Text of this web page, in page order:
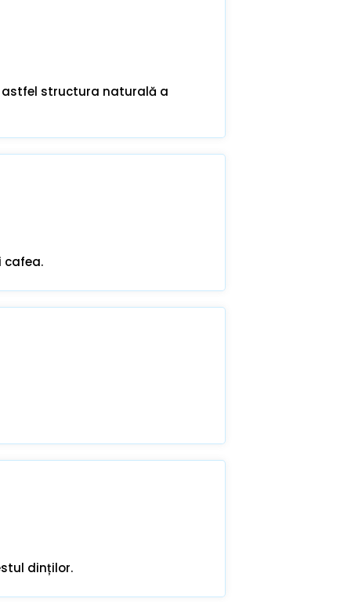
astfel structura naturală a
cafea.
dinților.